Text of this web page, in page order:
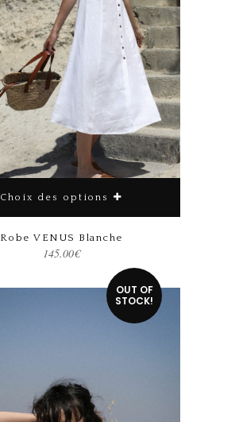
Choix des options
Robe VENUS Blanche
145.00€
OUT OF
STOCK!
Ce produit a plusieurs variations. Les options peuvent être choisies sur la page du produit